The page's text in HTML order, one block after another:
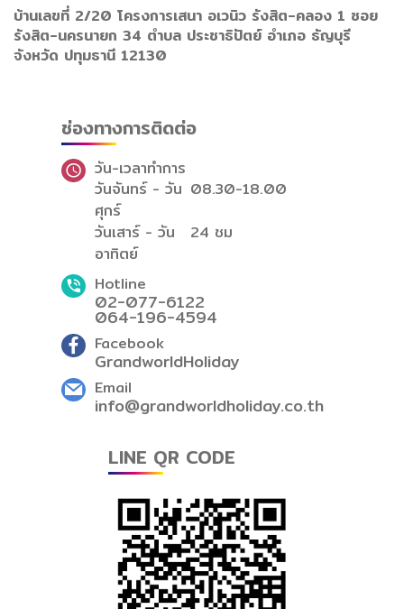
บ้านเลขที่ 2/20 โครงการเสนา อเวนิว รังสิต-คลอง 1 ซอย
รังสิต-นครนายก 34 ตำบล ประชาธิปัตย์ อำเภอ ธัญบุรี
จังหวัด ปทุมธานี 12130
ช่องทางการติดต่อ
วัน-เวลาทำการ
วันจันทร์ - วัน
ศุกร์
08.30-18.00
วันเสาร์ - วัน
อาทิตย์
24 ชม
Hotline
02-077-6122
064-196-4594
Facebook
GrandworldHoliday
Email
info@grandworldholiday.co.th
LINE QR CODE